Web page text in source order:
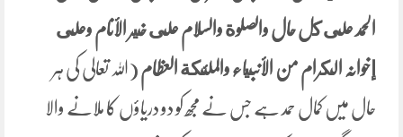
الحمد على كل حال والصلوة والسلام على خير الأنام وعلى
إخوانہ الكرام من الأنبياء والملئكة العظام (اللہ تعالی کی ہر
حال میں کمال حمد ہے جس نے مجھ کو دو دریاؤں کا ملانے والا